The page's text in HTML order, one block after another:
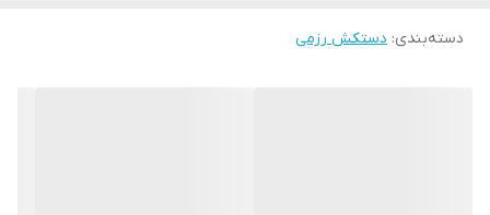
دیگر فواید این دستکش می باشد پیشنهاد ادمین به شما استفاده از
دسته‌بندی: دستکش رزمی